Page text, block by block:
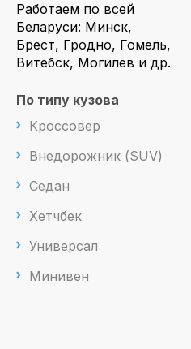
Работаем по всей
Беларуси: Минск,
Брест, Гродно, Гомель,
Витебск, Могилев и др.
По типу кузова
Кроссовер
Внедорожник (SUV)
Седан
Хетчбек
Универсал
Минивен